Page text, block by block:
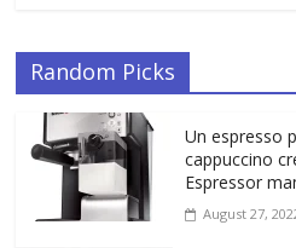
Random Picks
Un espresso
cappuccino
Espressor
August 27,